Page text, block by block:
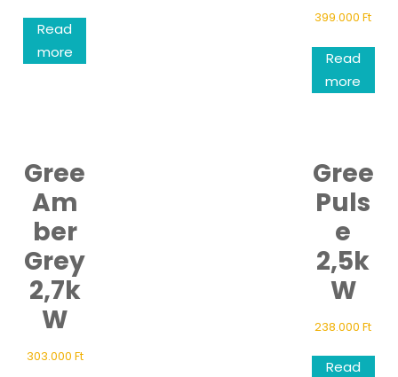
Read
more
399.000Ft
Read
more
Gree
Am
ber
Grey
2,7k
W
303.000 Ft
Gree
Puls
e
2,5k
W
238.000Ft
Read